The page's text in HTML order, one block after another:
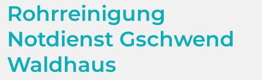
Rohrreinigung
Notdienst Gschwend
Waldhaus